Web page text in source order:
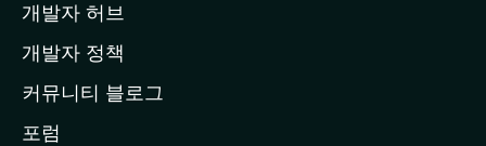
이
지
이
동
개발자 허브
개발자 정책
커뮤니티 블로그
포럼